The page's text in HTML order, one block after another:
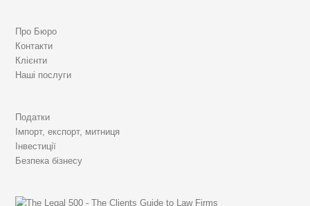
t
i
o
Про Бюро
Контакти
Клієнти
Наші послуги
Податки
Імпорт, експорт, митниця
Інвестиції
Безпека бізнесу